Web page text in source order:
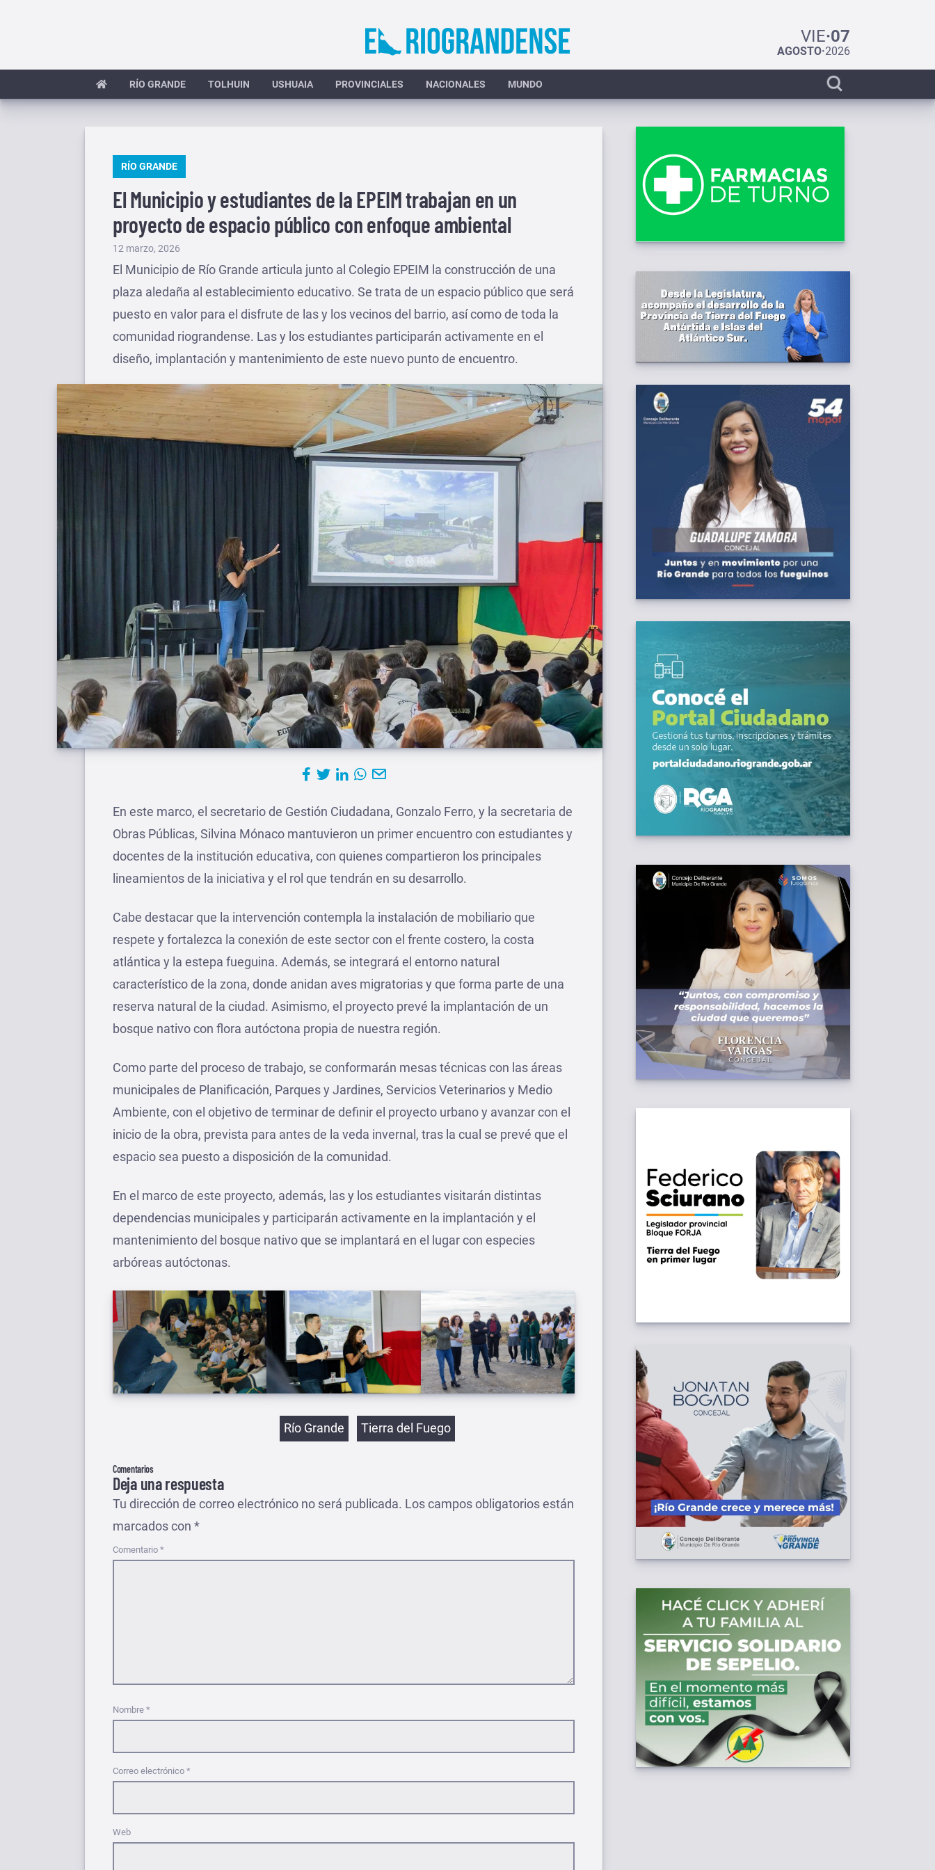
VIE·07
AGOSTO·2026
RÍO GRANDE TOLHUIN USHUAIA PROVINCIALES NACIONALES MUNDO
Display
search
PUBLICADO
RÍO GRANDE
El Municipio y estudiantes de la EPEIM trabajan en un
proyecto de espacio público con enfoque ambiental
Publicado
el
12 marzo, 2026
El Municipio de Río Grande articula junto al Colegio EPEIM la construcción de una
plaza aledaña al establecimiento educativo. Se trata de un espacio público que será
puesto en valor para el disfrute de las y los vecinos del barrio, así como de toda la
comunidad riograndense. Las y los estudiantes participarán activamente en el
diseño, implantación y mantenimiento de este nuevo punto de encuentro.
En este marco, el secretario de Gestión Ciudadana, Gonzalo Ferro, y la secretaria de
Obras Públicas, Silvina Mónaco mantuvieron un primer encuentro con estudiantes y
docentes de la institución educativa, con quienes compartieron los principales
lineamientos de la iniciativa y el rol que tendrán en su desarrollo.
Cabe destacar que la intervención contempla la instalación de mobiliario que
respete y fortalezca la conexión de este sector con el frente costero, la costa
atlántica y la estepa fueguina. Además, se integrará el entorno natural
característico de la zona, donde anidan aves migratorias y que forma parte de una
reserva natural de la ciudad. Asimismo, el proyecto prevé la implantación de un
bosque nativo con flora autóctona propia de nuestra región.
Como parte del proceso de trabajo, se conformarán mesas técnicas con las áreas
municipales de Planificación, Parques y Jardines, Servicios Veterinarios y Medio
Ambiente, con el objetivo de terminar de definir el proyecto urbano y avanzar con el
inicio de la obra, prevista para antes de la veda invernal, tras la cual se prevé que el
espacio sea puesto a disposición de la comunidad.
En el marco de este proyecto, además, las y los estudiantes visitarán distintas
dependencias municipales y participarán activamente en la implantación y el
mantenimiento del bosque nativo que se implantará en el lugar con especies
arbóreas autóctonas.
Etiquetas
Río Grande Tierra del Fuego
Comentarios
Deja una respuesta
Tu dirección de correo electrónico no será publicada. Los campos obligatorios están
marcados con *
Comentario *
Nombre *
Correo electrónico *
Web